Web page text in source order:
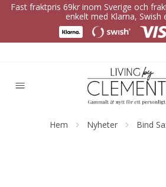
Fast fraktpris 69kr inom Sverige och
enkelt med Klarna, Swish
Hem Nyheter Bind